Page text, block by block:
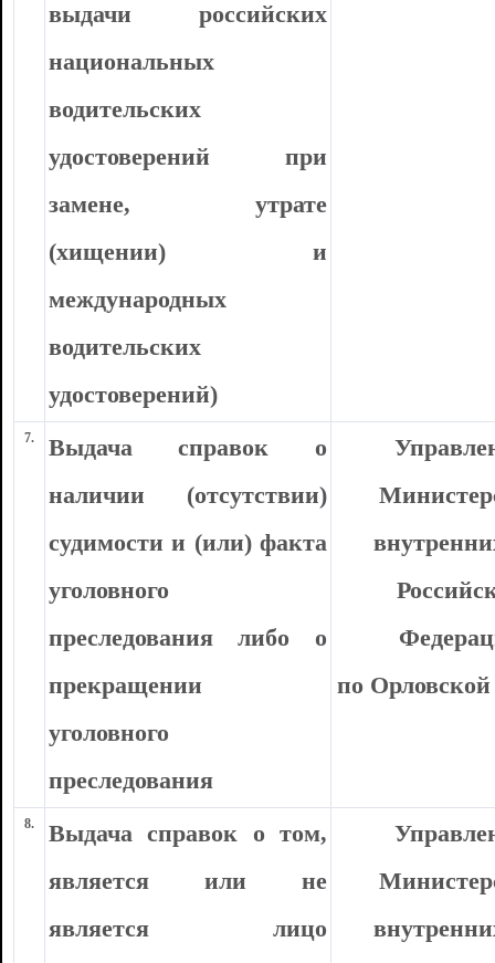
выдачи российских
национальных
водительских
удостоверений при
замене, утрате
(хищении) и
международных
водительских
удостоверений)
7.
Выдача справок о
наличии (отсутствии)
судимости и (или) факта
уголовного
преследования либо о
прекращении
уголовного
преследования
по Орловской
8.
Выдача справок о том,
является или не
является лицо